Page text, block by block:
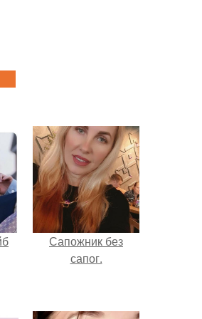
Сапожник без
сапог.